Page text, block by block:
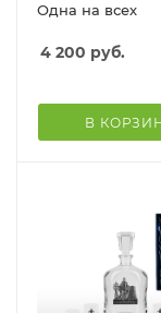
Одна на всех
4 200 руб.
В